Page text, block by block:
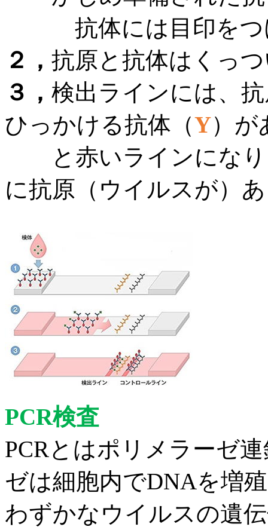
抗体には目印を
２， 抗原と抗体はくっ
３， 検出ラインには、
ひっかける抗体（Y） が
と赤いラインになり
に抗原（ウイルスが）
PCR検査
PCRとはポリメラーゼ
ゼは細胞内でDNAを増
わずかなウイルスの遺